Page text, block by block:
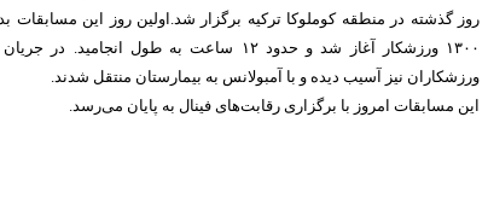
روز گذشته در منطقه کوملوکا ترکیه برگزار شد.اولین روز این مسابقات
۱۳۰۰ ورزشکار آغاز شد و حدود ۱۲ ساعت به طول
ورزشکاران نیز آسیب دیده و با آمبولانس به بیمارستان منتقل شدند.
این مسابقات امروز با برگزاری رقابت‌های فینال به پایان می‌رسد.